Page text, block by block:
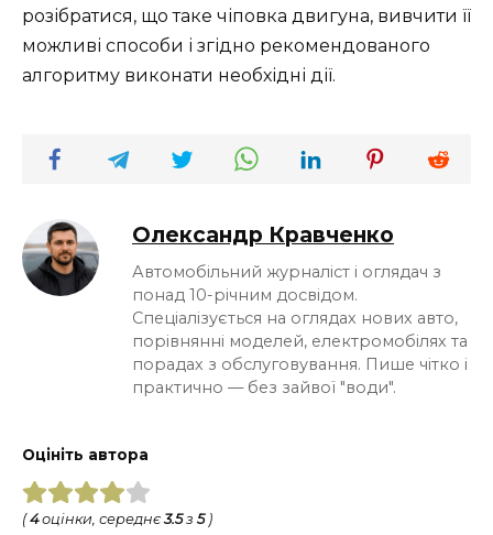
розібратися, що таке чіповка двигуна, вивчити її
можливі способи і згідно рекомендованого
алгоритму виконати необхідні дії.
Олександр Кравченко
Автомобільний журналіст і оглядач з
понад 10-річним досвідом.
Спеціалізується на оглядах нових авто,
порівнянні моделей, електромобілях та
порадах з обслуговування. Пише чітко і
практично — без зайвої "води".
Оцініть автора
(4оцінки, середнє3.5з 5)